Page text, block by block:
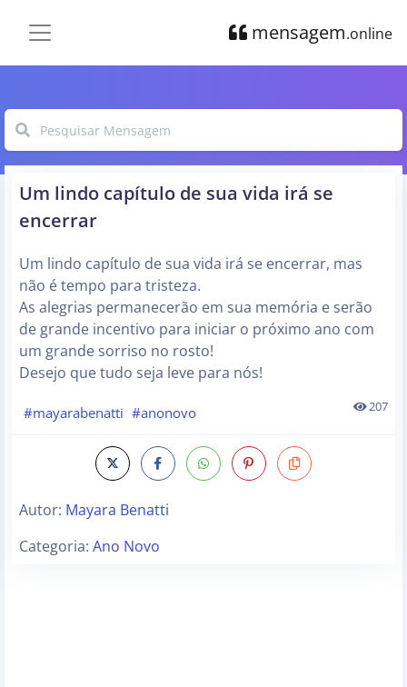
mensagem.online
Um lindo capítulo de sua vida irá se
encerrar
Um lindo capítulo de sua vida irá se encerrar, mas
não é tempo para tristeza.
As alegrias permanecerão em sua memória e serão
de grande incentivo para iniciar o próximo ano com
um grande sorriso no rosto!
Desejo que tudo seja leve para nós!
#mayarabenatti #anonovo 207
Autor: Mayara Benatti
Categoria: Ano Novo